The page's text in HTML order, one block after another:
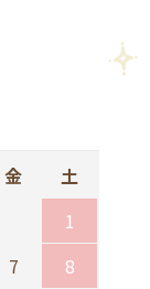
金
土
1
7
8